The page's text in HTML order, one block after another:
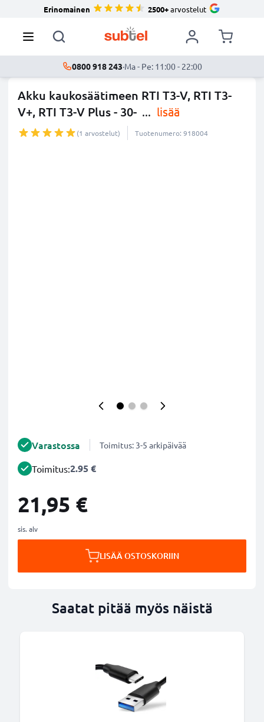
Erinomainen 2500+arvostelut
0800 918 243·Ma - Pe: 11:00 - 22:00
Akku kaukosäätimeen RTI T3-V, RTI T3-
V+, RTI T3-V Plus - 30- ... lisää
(1 arvostelut) Tuotenumero: 918004
Varastossa Toimitus: 3-5 arkipäivää
Toimitus:2.95 €
21,95 €
sis. alv
LISÄÄ OSTOSKORIIN
Saatat pitää myös näistä